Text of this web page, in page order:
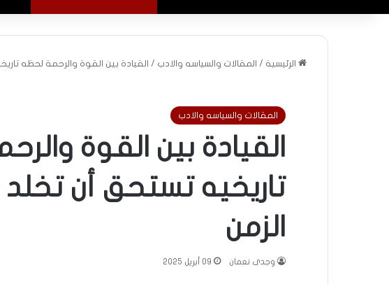
الرئيسية / المقالات والسياسه والادب / القيادة بين القوة والرحمة لحظه
المقالات والسياسه والادب
القيادة بين القوة
تاريخيه تستحق أن
الزمن
وجدى نعمان 09 أبريل 2025